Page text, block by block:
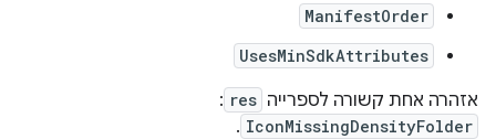
ManifestOrder
UsesMinSdkAttributes
אזהרה אחת קשורה לספרייה res
:
IconMissingDensityFolder
.